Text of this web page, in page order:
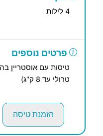
4 לילות
פרטים נוספים
טיסות עם אוסטריין
טרולי עד 8 ק"ג)
הזמנת טיסה